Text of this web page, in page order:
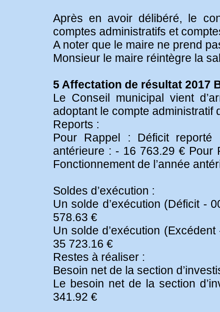
Après en avoir délibéré, le
comptes administratifs et
A noter que le maire ne prend
Monsieur le maire réintègre la
5 Affectation de résultat 2017
Le Conseil municipal vient
adoptant le compte administratif
Reports :
Pour Rappel : Déficit reporté
antérieure : - 16 763.29 € Pour
Fonctionnement de l’année
Soldes d’exécution :
Un solde d’exécution (Déficit -
578.63 €
Un solde d’exécution
35 723.16 €
Restes à réaliser :
Besoin net de la section
Le besoin net de la section
341.92 €